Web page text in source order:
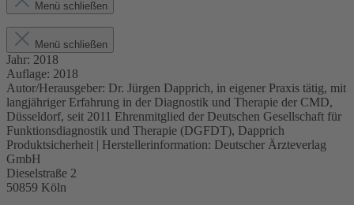
Menü schließen
Menü schließen
Jahr: 2018
Auflage: 2018
Autor/Herausgeber: Dr. Jürgen Dapprich, in eigener Praxis tätig, mit
langjähriger Erfahrung in der Diagnostik und Therapie der CMD,
Düsseldorf, seit 2011 Ehrenmitglied der Deutschen Gesellschaft für
Funkti­onsdiagnostik und Therapie (DGFDT), Dapprich
Produktsicherheit | Herstellerinformation: Deutscher Ärzteverlag
GmbH
Dieselstraße 2
50859 Köln